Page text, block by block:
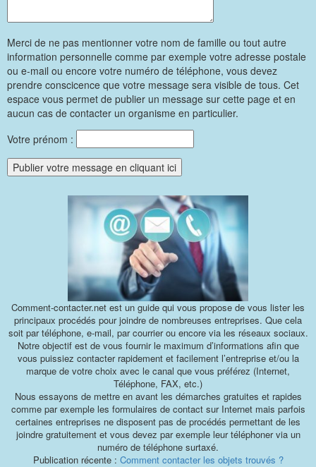
Merci de ne pas mentionner votre nom de famille ou tout autre
information personnelle comme par exemple votre adresse postale
ou e-mail ou encore votre numéro de téléphone, vous devez
prendre conscicence que votre message sera visible de tous. Cet
espace vous permet de publier un message sur cette page et en
aucun cas de contacter un organisme en particulier.
Votre prénom :
Comment-contacter.net est un guide qui vous propose de vous lister les
principaux procédés pour joindre de nombreuses entreprises. Que cela
soit par téléphone, e-mail, par courrier ou encore via les réseaux sociaux.
Notre objectif est de vous fournir le maximum d’informations afin que
vous puissiez contacter rapidement et facilement l’entreprise et/ou la
marque de votre choix avec le canal que vous préférez (Internet,
Téléphone, FAX, etc.)
Nous essayons de mettre en avant les démarches gratuites et rapides
comme par exemple les formulaires de contact sur Internet mais parfois
certaines entreprises ne disposent pas de procédés permettant de les
joindre gratuitement et vous devez par exemple leur téléphoner via un
numéro de téléphone surtaxé.
Publication récente : Comment contacter les objets trouvés ?